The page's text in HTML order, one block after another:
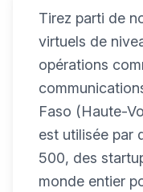
Tirez parti de
virtuels de
opérations
Faso (Haute-
est utilisée par
500, des
monde entier